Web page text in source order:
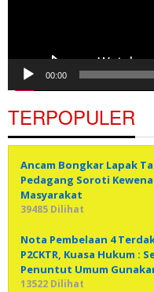
00:00
TERPOPULER
Ancam Bongkar Lapak
Pedagang Soroti
Masyarakat
39485 Dilihat
Nota Pembelaan 4
P2CKTR, Kuasa Hukum :
Penuntut Umum
13522 Dilihat